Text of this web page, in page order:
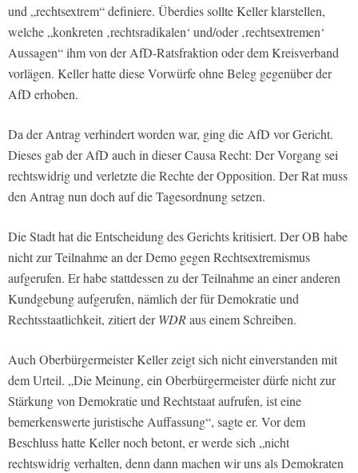
und „rechtsextrem“ definiere. Überdies sollte Keller klarstellen,
welche „konkreten ‚rechtsradikalen‘ und/oder ‚rechtsextremen‘
Aussagen“ ihm von der AfD-Ratsfraktion oder dem Kreisverband
vorlägen. Keller hatte diese Vorwürfe ohne Beleg gegenüber der
AfD erhoben.
Da der Antrag verhindert worden war, ging die AfD vor Gericht.
Dieses gab der AfD auch in dieser Causa Recht: Der Vorgang sei
rechtswidrig und verletzte die Rechte der Opposition. Der Rat muss
den Antrag nun doch auf die Tagesordnung setzen.
Die Stadt hat die Entscheidung des Gerichts kritisiert. Der OB habe
nicht zur Teilnahme an der Demo gegen Rechtsextremismus
aufgerufen. Er habe stattdessen zu der Teilnahme an einer anderen
Kundgebung aufgerufen, nämlich der für Demokratie und
Rechtsstaatlichkeit, zitiert derWDRaus einem Schreiben.
Auch Oberbürgermeister Keller zeigt sich nicht einverstanden mit
dem Urteil. „Die Meinung, ein Oberbürgermeister dürfe nicht zur
Stärkung von Demokratie und Rechtstaat aufrufen, ist eine
bemerkenswerte juristische Auffassung“, sagte er. Vor dem
Beschluss hatte Keller noch betont, er werde sich „nicht
rechtswidrig verhalten, denn dann machen wir uns als Demokraten